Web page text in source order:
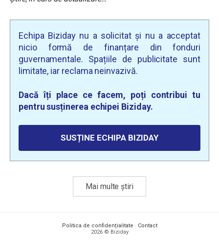
Echipa Biziday nu a solicitat și nu a acceptat
nicio formă de finanțare din fonduri
guvernamentale. Spațiile de publicitate sunt
limitate, iar reclama neinvazivă.
Dacă îți place ce facem, poți contribui tu
pentru susținerea echipei Biziday.
SUSȚINE ECHIPA BIZIDAY
Mai multe știri
Politica de confidențialitate · Contact
2026 © Biziday